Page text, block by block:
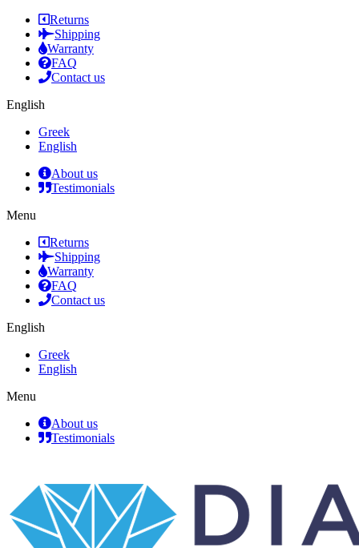
Returns
Shipping
Warranty
FAQ
Contact us
English
Greek
English
About us
Testimonials
Menu
Returns
Shipping
Warranty
FAQ
Contact us
English
Greek
English
Menu
About us
Testimonials